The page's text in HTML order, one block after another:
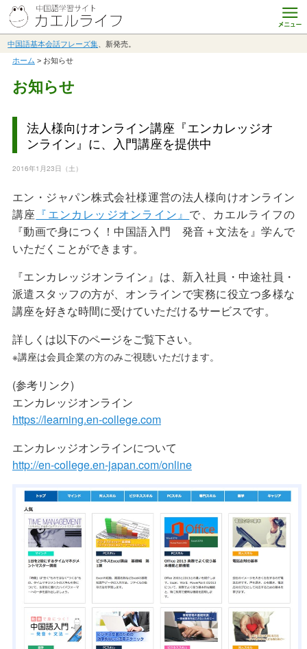
中国語基本会話フレーズ集 、新発売。
ホーム > お知らせ
お知らせ
法人様向けオンライン講座『エンカレッジオ
ンライン』に、入門講座を提供中
2016年1月23日（土）
エン・ジャパン株式会社様運営の法人様向けオンライン
講座 『エンカレッジオンライン』 で、カエルライフの
『動画で身につく！中国語入門 発音＋文法を』学んで
いただくことができます。
『エンカレッジオンライン』は、新入社員・中途社員・
派遣スタッフの方が、オンラインで実務に役立つ多様な
講座を好きな時間に受けていただけるサービスです。
詳しくは以下のページをご覧下さい。
※講座は会員企業の方のみご視聴いただけます。
(参考リンク)
エンカレッジオンライン
https://learning.en-college.com
エンカレッジオンラインについて
http://en-college.en-japan.com/online